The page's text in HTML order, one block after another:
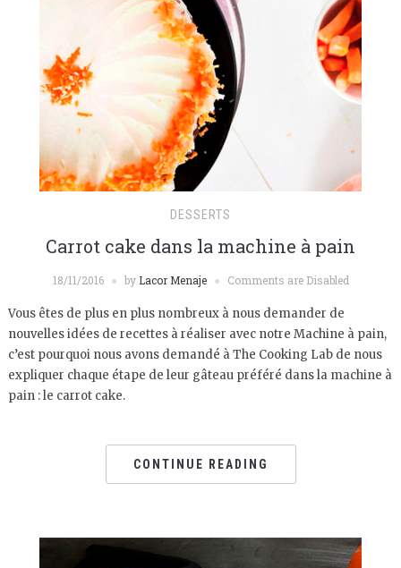
DESSERTS
Carrot cake dans la machine à pain
18/11/2016 by Lacor Menaje Comments are Disabled
Vous êtes de plus en plus nombreux à nous demander de
nouvelles idées de recettes à réaliser avec notre Machine à pain,
c’est pourquoi nous avons demandé à The Cooking Lab de nous
expliquer chaque étape de leur gâteau préféré dans la machine à
pain : le carrot cake.
CONTINUE READING